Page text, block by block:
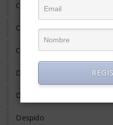
Clima laboral
Coaching
Compensación y Salario
Desarrollo Profesional
Desempleo
Despido